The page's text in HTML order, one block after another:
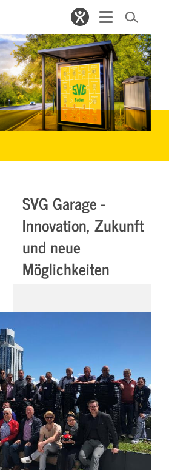
SVG Garage -
Innovation, Zukunft
und neue
Möglichkeiten